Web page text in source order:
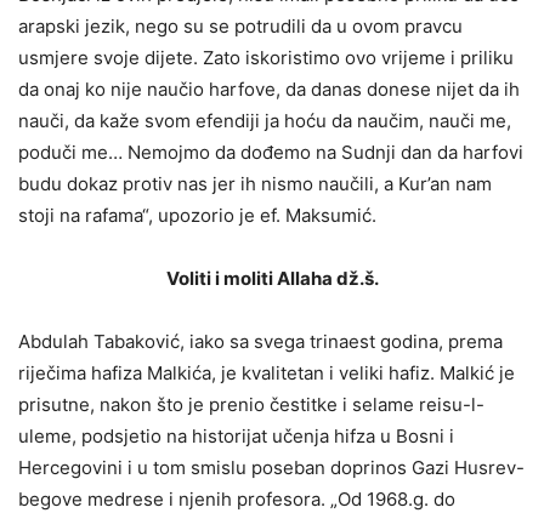
arapski jezik, nego su se potrudili da u ovom pravcu
usmjere svoje dijete. Zato iskoristimo ovo vrijeme i priliku
da onaj ko nije naučio harfove, da danas donese nijet da ih
nauči, da kaže svom efendiji ja hoću da naučim, nauči me,
poduči me… Nemojmo da dođemo na Sudnji dan da harfovi
budu dokaz protiv nas jer ih nismo naučili, a Kur’an nam
stoji na rafama“, upozorio je ef. Maksumić.
Voliti i moliti Allaha dž.š.
Abdulah Tabaković, iako sa svega trinaest godina, prema
riječima hafiza Malkića, je kvalitetan i veliki hafiz. Malkić je
prisutne, nakon što je prenio čestitke i selame reisu-l-
uleme, podsjetio na historijat učenja hifza u Bosni i
Hercegovini i u tom smislu poseban doprinos Gazi Husrev-
begove medrese i njenih profesora. „Od 1968.g. do